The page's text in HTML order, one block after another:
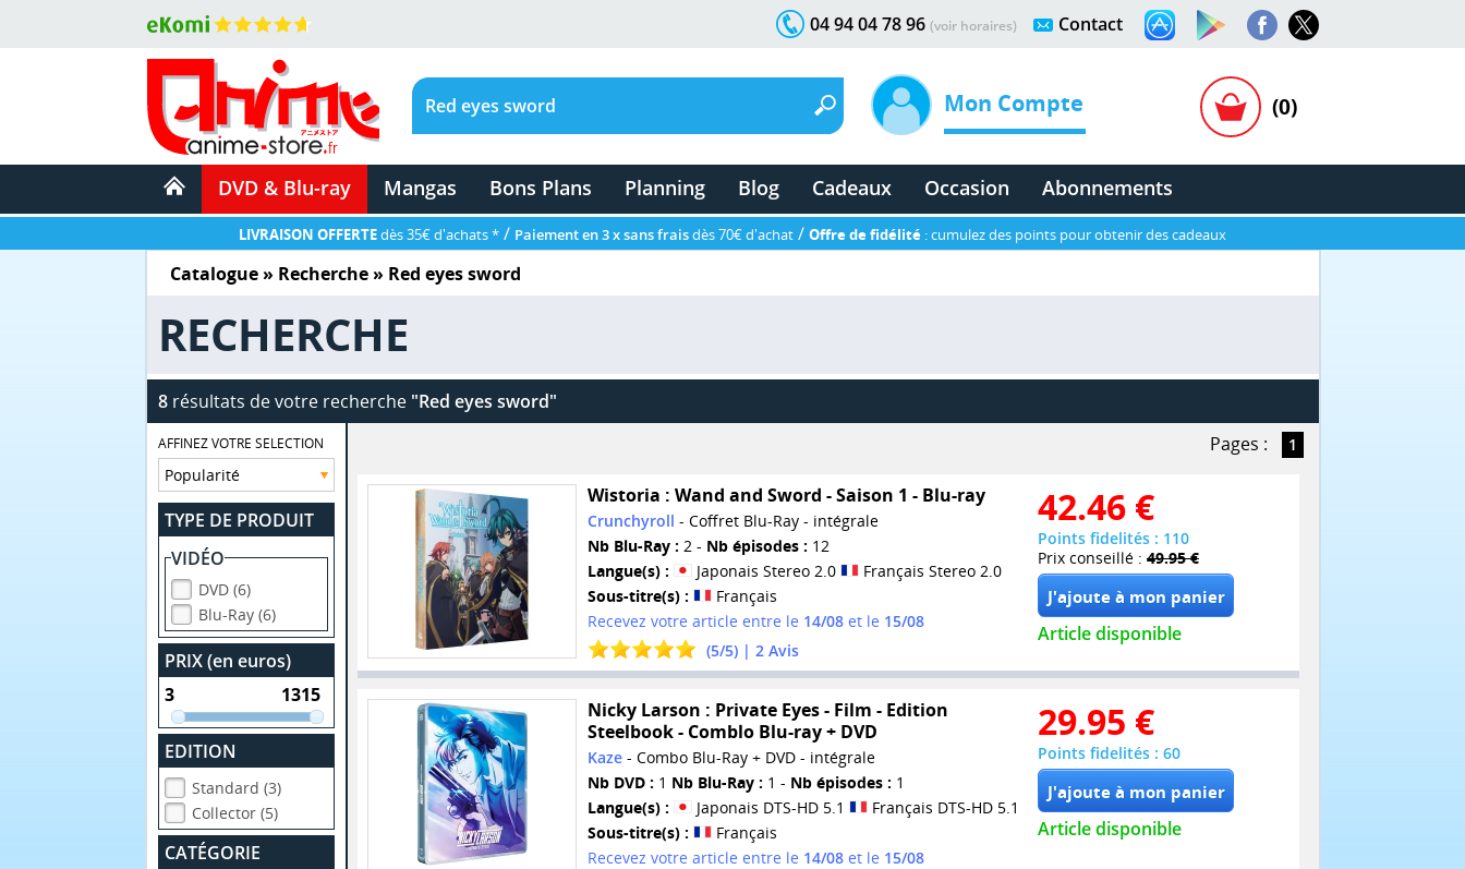
Contact
04 94 04 78 96 (voir horaires)
Mon Compte (0)
DVD & Blu-ray Mangas Bons Plans Planning Blog Cadeaux Occasion Abonnements
LIVRAISON OFFERTEdès 35€ d'achats * / Paiement en 3 x sans fraisdès 70€ d'achat / Offre de fidélité : cumulez des points pour obtenir des cadeaux
Catalogue» Recherche » Red eyes sword
RECHERCHE
8résultats de votre recherche "Red eyes sword"
AFFINEZ VOTRE SELECTION
TYPE DE PRODUIT
VIDÉO
DVD (6)
Blu-Ray (6)
PRIX (en euros)
EDITION
Standard (3)
Collector (5)
CATÉGORIE
Pages : 1
Wistoria : Wand and Sword - Saison 1 - Blu-ray
Crunchyroll - Coffret Blu-Ray - intégrale
Nb Blu-Ray : 2 - Nb épisodes : 12
Langue(s) :
Japonais Stereo 2.0
Français Stereo 2.0
Sous-titre(s) :
Français
Recevez votre article entre le 14/08et le 15/08
(5/5) | 2Avis
42.46 €
Points fidelités : 110
Prix conseillé : 49.95 €
Article disponible
Nicky Larson : Private Eyes - Film - Edition
Steelbook - Comblo Blu-ray + DVD
Kaze- Combo Blu-Ray + DVD - intégrale
Nb DVD : 1 Nb Blu-Ray : 1 - Nb épisodes : 1
Langue(s) :
Japonais DTS-HD 5.1
Français DTS-HD 5.1
Sous-titre(s) :
Français
Recevez votre article entre le 14/08et le 15/08
29.95 €
Points fidelités : 60
Article disponible